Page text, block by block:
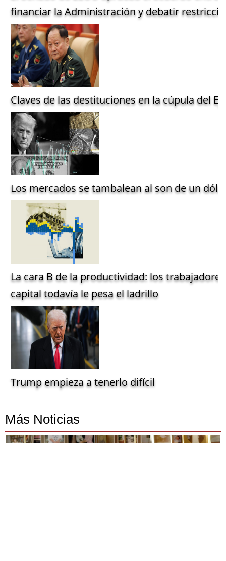
financiar la Administración y debatir
Claves de las destituciones en la cúpula del
Los mercados se tambalean al son de un
La cara B de la productividad: los
capital todavía le pesa el ladrillo
Trump empieza a tenerlo difícil
Más Noticias